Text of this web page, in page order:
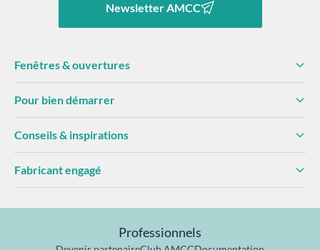
Newsletter AMCC
Fenêtres & ouvertures
Pour bien démarrer
Conseils & inspirations
Fabricant engagé
Professionnels